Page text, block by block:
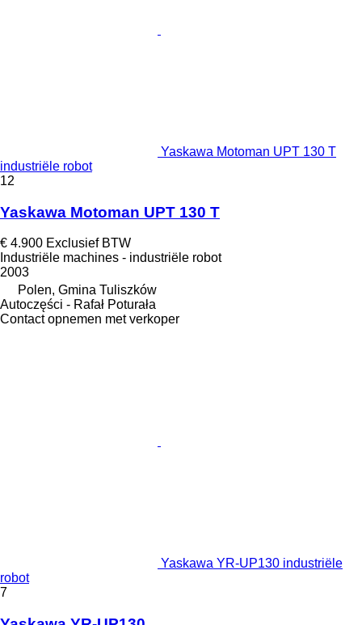
Yaskawa Motoman UPT 130 T
industriële robot
12
Yaskawa Motoman UPT 130 T
€ 4.900 Exclusief BTW
Industriële machines - industriële robot
2003
Polen, Gmina Tuliszków
Autoczęści - Rafał Poturała
Contact opnemen met verkoper
Yaskawa YR-UP130 industriële
robot
7